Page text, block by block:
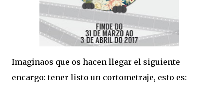
Imaginaos que os hacen llegar el siguiente
encargo: tener listo un cortometraje, esto es: